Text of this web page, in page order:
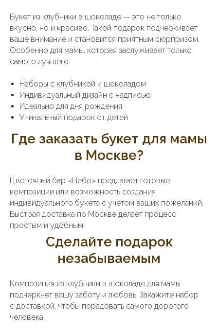
Букет из клубники в шоколаде — это не только
вкусно, но и красиво. Такой подарок подчеркивает
ваше внимание и становится приятным сюрпризом.
Особенно для мамы, которая заслуживает только
самого лучшего.
Наборы с клубникой и шоколадом
Индивидуальный дизайн с надписью
Идеально для дня рождения
Уникальный подарок от детей
Где заказать букет для мамы
в Москве?
Цветочный бар «Небо» предлагает готовые
композиции или возможность создания
индивидуального букета с учетом ваших пожеланий.
Быстрая доставка по Москве делает процесс
простым и удобным.
Сделайте подарок
незабываемым
Композиция из клубники в шоколаде для мамы
подчеркнет вашу заботу и любовь. Закажите набор
с доставкой, чтобы порадовать самого дорогого
человека.